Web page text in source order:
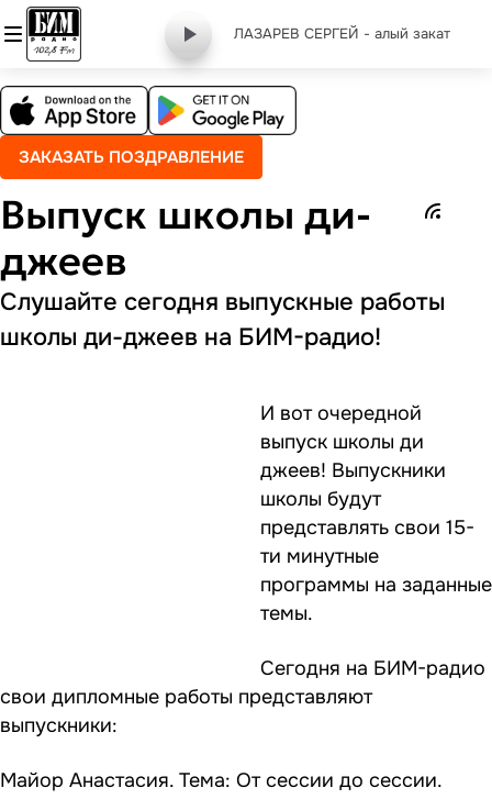
ЛАЗАРЕВ СЕРГЕЙ - алый закат
ЗАКАЗАТЬ ПОЗДРАВЛЕНИЕ
Выпуск школы ди-
джеев
Слушайте сегодня выпускные работы
школы ди-джеев на БИМ-радио!
И вот очередной
выпуск школы ди
джеев! Выпускники
школы будут
представлять свои 15-
ти минутные
программы на заданные
темы.
Сегодня на БИМ-радио
свои дипломные работы представляют
выпускники:
Майор Анастасия. Тема: От сессии до сессии.